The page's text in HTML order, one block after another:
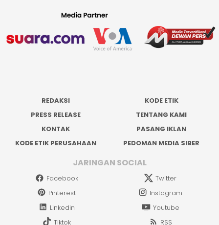
REDAKSI
KODE ETIK
PRESS RELEASE
TENTANG KAMI
KONTAK
PASANG IKLAN
KODE ETIK PERUSAHAAN
PEDOMAN MEDIA SIBER
JARINGAN SOCIAL
Facebook
Twitter
Pinterest
Instagram
Linkedin
Youtube
Tiktok
RSS